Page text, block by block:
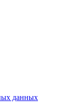
данных